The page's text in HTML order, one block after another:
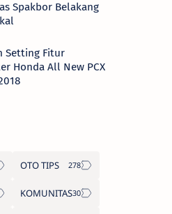
Spakbor Belakang
Setting Fitur
Honda All New PCX
OTO TIPS
KOMUNITAS